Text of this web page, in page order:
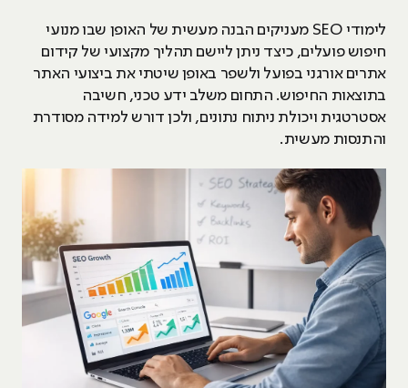
לימודי SEO מעניקים הבנה מעשית של האופן שבו מנועי
חיפוש פועלים, כיצד ניתן ליישם תהליך מקצועי של קידום
אתרים אורגני בפועל ולשפר באופן שיטתי את ביצועי האתר
בתוצאות החיפוש. התחום משלב ידע טכני, חשיבה
אסטרטגית ויכולת ניתוח נתונים, ולכן דורש למידה מסודרת
והתנסות מעשית.